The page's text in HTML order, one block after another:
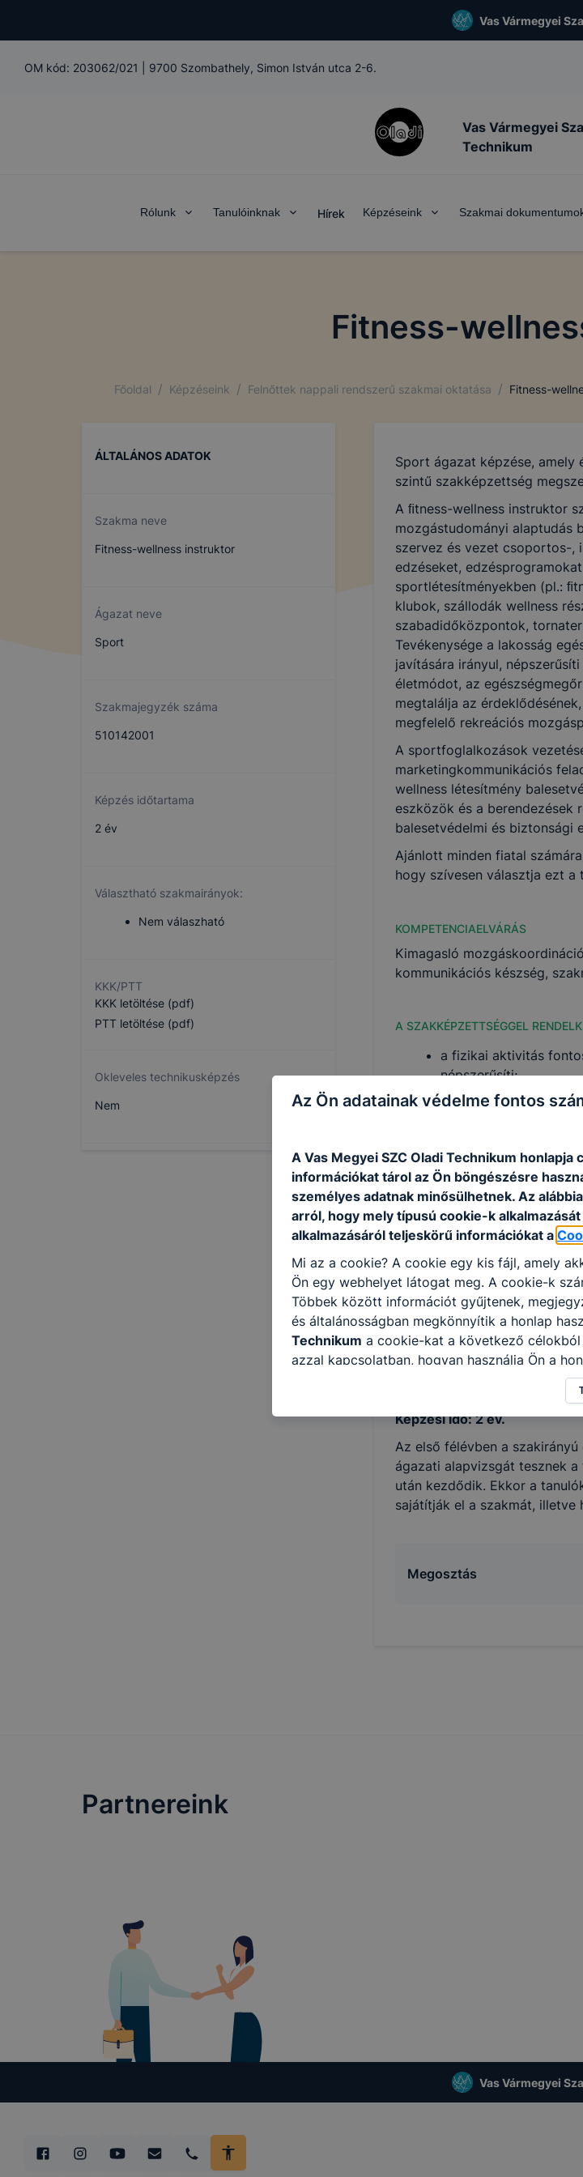
Vas Vármegyei
OM kód: 203062/021 9700 Szombathely, Simon István utca 2-6.
Vas Vármegyei
Technikum
Rólunk Tanulóinknak Hírek Képzéseink Szakmai
Fitness-
Főoldal / Képzéseink / Felnőttek nappali rendszerű szakmai oktatása / Fitness-
ÁLTALÁNOS ADATOK
Szakma neve
Fitness-wellness instruktor
Ágazat neve
Sport
Szakmajegyzék száma
510142001
Képzés időtartama
2 év
Választható szakmairányok:
Nem válaszható
KKK/PTT
KKK letöltése (pdf)
PTT letöltése (pdf)
Okleveles technikusképzés
Nem
Sport ágazat képzése, amely
szintű szakképzettség
A ﬁtness-wellness instruktor
mozgástudományi alaptudás
szervez és vezet csoportos-,
edzéseket,
sportlétesítményekben (pl.:
klubok, szállodák wellness
szabadidőközpontok,
Tevékenysége a lakosság
javítására irányul,
életmódot, az
megtalálja az
megfelelő rekreációs
A sportfoglalkozások
marketingkommunikációs
wellness létesítmény
eszközök és a berendezések
balesetvédelmi és biztonsági
Ajánlott minden fiatal
hogy szívesen választja ezt a
KOMPETENCIAELVÁRÁS
Kimagasló
kommunikációs készség,
A SZAKKÉPZETTSÉGGEL
a fizikai aktivitás
népszerűsíti;
változatos hangulatú,
képes csoportos és
a csoport
megfelelő módon
a gyakorlatokat
a kellemes
életkori
tervez és vezet;
a hibákat felismeri,
szükség esetén
az erőfejlesztő és
kapcsolódó
ISKOLASPECIFIKUS
Beiratkozás feltétele:
Képzési idő: 2 év.
Az első félévben a
ágazati alapvizsgát tesznek
után kezdődik. Ekkor a
sajátítják el a szakmát, illetve
Megosztás
Partnereink
Vas Vármegyei
Az Ön adatainak védelme fontos
A Vas Megyei SZC Oladi Technikum
információkat tárol az Ön böngészésre
személyes adatnak minősülhetnek. Az
arról, hogy mely típusú cookie-k
alkalmazásáról teljeskörű információkat a
Mi az a cookie? A cookie egy kis fájl, amely
Ön egy webhelyet látogat meg. A cookie-k
Többek között információt gyűjtenek,
és általánosságban megkönnyítik a honlap
Technikum a cookie-kat a következő
azzal kapcsolatban, hogyan használja Ön a
honlap melyik részeit látogatja, vagy
hogyan biztosítsunk Önnek még jobb
oldalunkat, honlap fejlesztése. Hogyan
cookie-kat? Minden modern böngésző
változtatását. A legtöbb böngésző
a cookie-kat, de ezek általában
mivel a cookie-k célja honlapunk
megkönnyítése vagy lehetővé tétele, a
tervezettől eltérően fog működni